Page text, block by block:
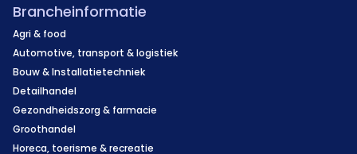
Brancheinformatie
Agri & food
Automotive, transport & logistiek
Bouw & Installatietechniek
Detailhandel
Gezondheidszorg & farmacie
Groothandel
Horeca, toerisme & recreatie